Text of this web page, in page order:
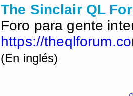
The Sinclair QL
Foro para gente
https://
(En inglés)